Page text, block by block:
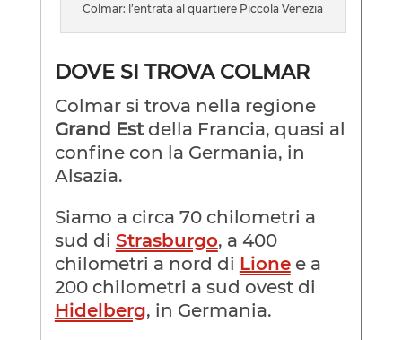
Colmar: l’entrata al quartiere Piccola Venezia
DOVE SI TROVA COLMAR
Colmar si trova nella regione
Grand Estdella Francia, quasi al
confine con la Germania, in
Alsazia.
Siamo a circa 70 chilometri a
sud di Strasburgo, a 400
chilometri a nord di Lionee a
200 chilometri a sud ovest di
Hidelberg, in Germania.